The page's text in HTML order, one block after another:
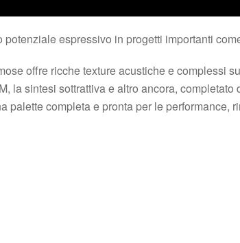
espressivo in progetti importanti
offre ricche texture acustiche e complessi
sintesi sottrattiva e altro ancora,
completa e pronta per le performance,